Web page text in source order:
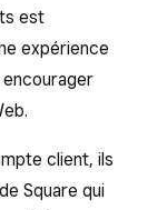
est
expérience
encourager
client, ils
Square qui